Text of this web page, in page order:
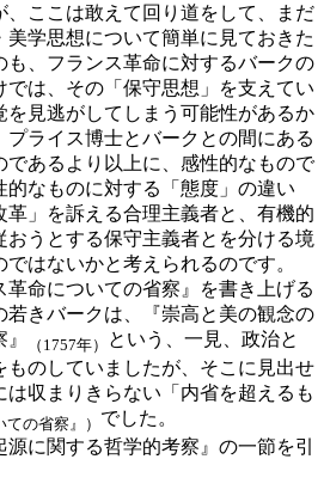
、ここは敢えて回り道をして、まだ
美学思想について簡単に見ておきた
も、フランス革命に対するバークの
では、その「保守思想」を支えてい
を見逃がしてしまう可能性があるか
プライス博士とバークとの間にある
であるより以上に、感性的なもので
的なものに対する「態度」の違い
革」を訴える合理主義者と、有機的
おうとする保守主義者とを分ける境
はないかと考えられるのです。
命についての省察』を書き上げる
若きバークは、『崇高と美の観念の
（1757年）
という、一見、政治と
ものしていましたが、そこに見出せ
は収まりきらない「内省を超えるも
の省察』） でした。
に関する哲学的考察』の一節を引